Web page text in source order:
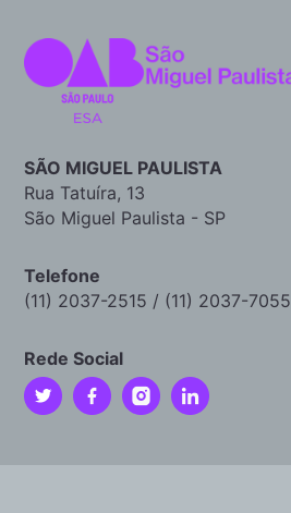
SÃO MIGUEL PAULISTA
Rua Tatuíra, 13
São Miguel Paulista - SP
Telefone
(11) 2037-2515 / (11) 2037-7055
Rede Social